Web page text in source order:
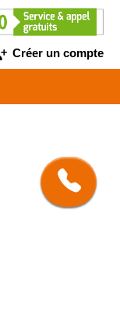
Créer un compte